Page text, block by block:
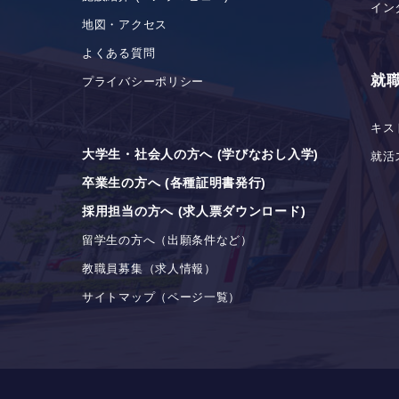
地図・アクセス
よくある質問
プライバシーポリシー
大学生・社会人の方へ (学びなおし入学)
卒業生の方へ (各種証明書発行)
採用担当の方へ (求人票ダウンロード)
留学生の方へ（出願条件など）
教職員募集（求人情報）
サイトマップ（ページ一覧）
イン
就
キス
就活